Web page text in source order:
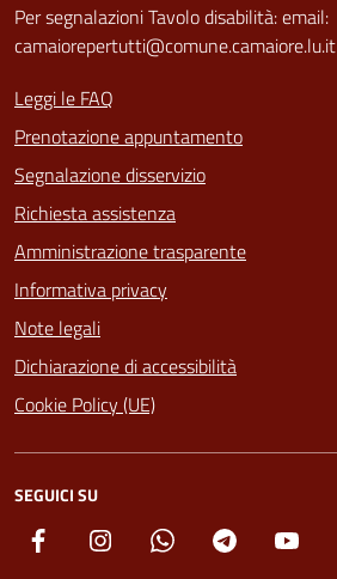
Per segnalazioni Tavolo disabilità: email:
camaiorepertutti@comune.camaiore.lu.it
Leggi le FAQ
Prenotazione appuntamento
Segnalazione disservizio
Richiesta assistenza
Amministrazione trasparente
Informativa privacy
Note legali
Dichiarazione di accessibilità
Cookie Policy (UE)
SEGUICI SU
Facebook Instagram Whatsapp Telegram